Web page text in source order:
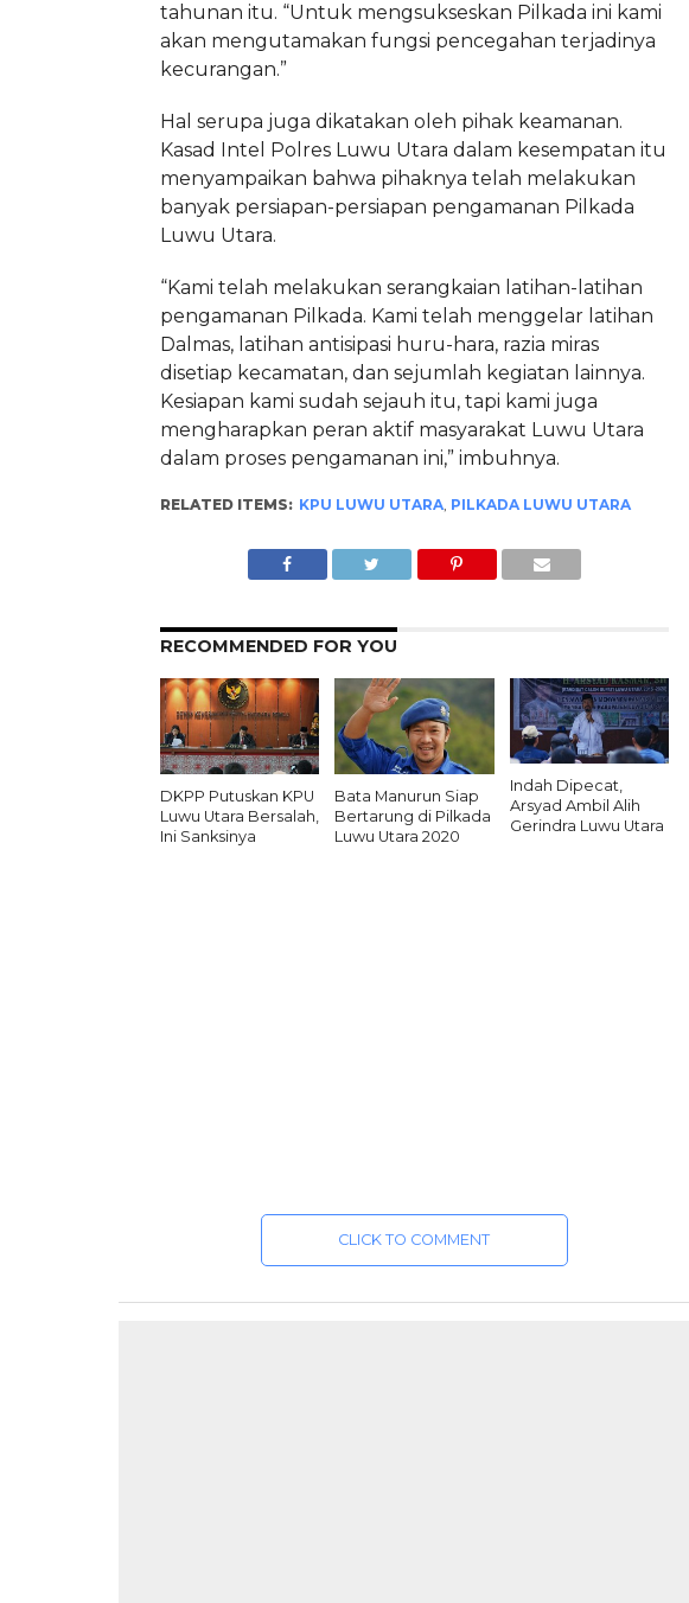
tahunan itu. “Untuk mengsukseskan Pilkada ini kami
akan mengutamakan fungsi pencegahan terjadinya
kecurangan.”
Hal serupa juga dikatakan oleh pihak keamanan.
Kasad Intel Polres Luwu Utara dalam kesempatan itu
menyampaikan bahwa pihaknya telah melakukan
banyak persiapan-persiapan pengamanan Pilkada
Luwu Utara.
“Kami telah melakukan serangkaian latihan-latihan
pengamanan Pilkada. Kami telah menggelar latihan
Dalmas, latihan antisipasi huru-hara, razia miras
disetiap kecamatan, dan sejumlah kegiatan lainnya.
Kesiapan kami sudah sejauh itu, tapi kami juga
mengharapkan peran aktif masyarakat Luwu Utara
dalam proses pengamanan ini,” imbuhnya.
RELATED ITEMS: KPU LUWU UTARA, PILKADA LUWU UTARA
RECOMMENDED FOR YOU
DKPP Putuskan KPU
Luwu Utara Bersalah,
Ini Sanksinya
Bata Manurun Siap
Bertarung di Pilkada
Luwu Utara 2020
Indah Dipecat,
Arsyad Ambil Alih
Gerindra Luwu Utara
CLICK TO COMMENT